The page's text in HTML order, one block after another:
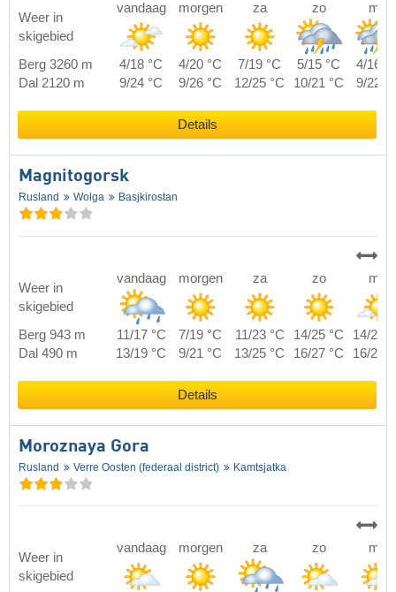
Weer in
skigebied
vandaag morgen za zo ma
Berg 3260 m 4/18 °C 4/20 °C 7/19 °C 5/15 °C
4/16
Dal 2120 m
9/24 °C 9/26 °C 12/25 °C 10/21 °C 9/22
Details
Magnitogorsk
Rusland Wolga Basjkirostan
Weer in
skigebied
vandaag morgen za zo ma
Berg 943 m 11/17 °C 7/19 °C 11/23 °C 14/25 °C
14/20
Dal 490 m
13/19 °C 9/21 °C 13/25 °C 16/27 °C 16/22
Details
Moroznaya Gora
Rusland Verre Oosten (federaal district) Kamtsjatka
Weer in
skigebied
vandaag morgen za zo ma